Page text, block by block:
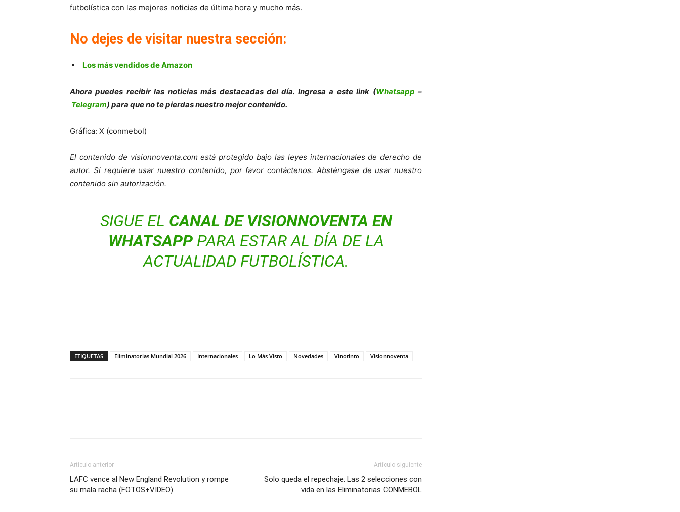
futbolística con las mejores noticias de última hora y mucho más.
No dejes de visitar nuestra sección:
Los más vendidos de Amazon
Ahora puedes recibir las noticias más destacadas del día. Ingresa a este link (Whatsapp –
Telegram) para que no te pierdas nuestro mejor contenido.
Gráfica: X (conmebol)
El contenido de visionnoventa.com está protegido bajo las leyes internacionales de derecho de
autor. Si requiere usar nuestro contenido, por favor contáctenos. Absténgase de usar nuestro
contenido sin autorización.
SIGUE EL CANAL DE VISIONNOVENTA EN
WHATSAPPPARA ESTAR AL DÍA DE LA
ACTUALIDAD FUTBOLÍSTICA.
ETIQUETAS Eliminatorias Mundial 2026 Internacionales Lo Más Visto Novedades Vinotinto Visionnoventa
Artículo anterior
LAFC vence al New England Revolution y rompe
su mala racha (FOTOS+VIDEO)
Artículo siguiente
Solo queda el repechaje: Las 2 selecciones con
vida en las Eliminatorias CONMEBOL